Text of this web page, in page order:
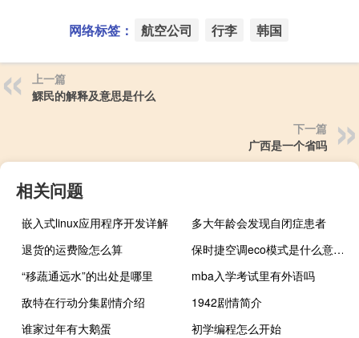
网络标签： 航空公司 行李 韩国
上一篇
鰥民的解释及意思是什么
下一篇
广西是一个省吗
相关问题
嵌入式linux应用程序开发详解
多大年龄会发现自闭症患者
退货的运费险怎么算
保时捷空调eco模式是什么意思（空调eco模式是什么意思）
“移蔬通远水”的出处是哪里
mba入学考试里有外语吗
敌特在行动分集剧情介绍
1942剧情简介
谁家过年有大鹅蛋
初学编程怎么开始